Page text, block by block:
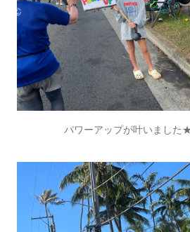
パワーアップが叶いました